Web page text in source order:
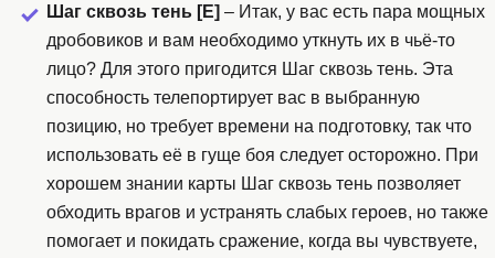
Шаг сквозь тень [E] – Итак, у вас есть пара мощных
дробовиков и вам необходимо уткнуть их в чьё-то
лицо? Для этого пригодится Шаг сквозь тень. Эта
способность телепортирует вас в выбранную
позицию, но требует времени на подготовку, так что
использовать её в гуще боя следует осторожно. При
хорошем знании карты Шаг сквозь тень позволяет
обходить врагов и устранять слабых героев, но также
помогает и покидать сражение, когда вы чувствуете,